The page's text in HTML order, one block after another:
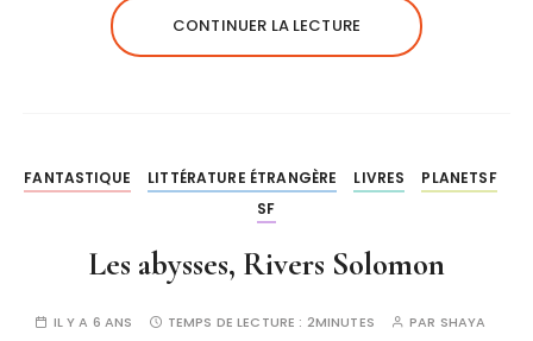
CONTINUER LA LECTURE
FANTASTIQUE LITTÉRATURE ÉTRANGÈRE LIVRES
PLANETSF
SF
Les abysses, Rivers Solomon
IL Y A 6 ANS TEMPS DE LECTURE : 2MINUTES PAR SHAYA